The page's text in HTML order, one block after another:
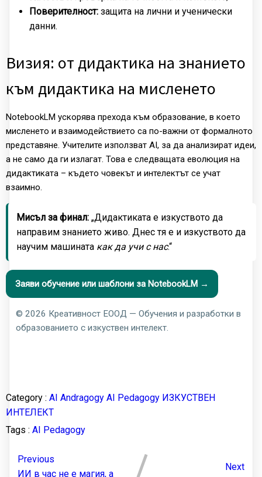
Поверителност: защита на лични и ученически
данни.
Визия: от дидактика на знанието
към дидактика на мисленето
NotebookLM ускорява прехода към образование, в което
мисленето и взаимодействието са по-важни от формалното
представяне. Учителите използват AI, за да анализират идеи,
а не само да ги излагат. Това е следващата еволюция на
дидактиката – където човекът и интелектът се учат
взаимно.
Мисъл за финал: „Дидактиката е изкуството да
направим знанието живо. Днес тя е и изкуството да
научим машината как да учи с нас.“
Заяви обучение или шаблони за NotebookLM →
©2026 Креативност ЕООД — Обучения и разработки в
образованието с изкуствен интелект.
Category : AI Andragogy AI Pedagogy ИЗКУСТВЕН
ИНТЕЛЕКТ
Tags : AI Pedagogy
Previous
ИИ в час не е магия, а
Next